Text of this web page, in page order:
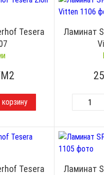
Tesera
Ламинат
Tesera
Ламинат